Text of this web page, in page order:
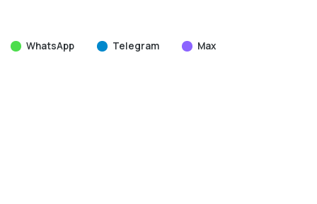
WhatsApp Telegram Max